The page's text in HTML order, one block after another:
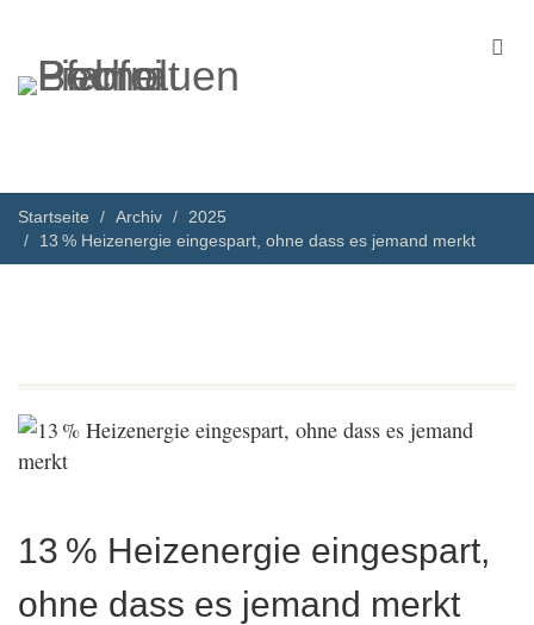
Startseite Archiv
2025
13 % Heizenergie eingespart, ohne dass es jemand merkt
13 % Heizenergie eingespart,
ohne dass es jemand merkt